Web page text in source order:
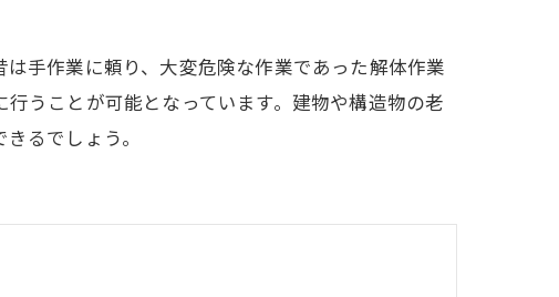
手作業に頼り、大変危険な作業であった解体作業
うことが可能となっています。建物や構造物の老
るでしょう。